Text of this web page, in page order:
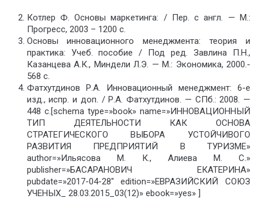
Котлер Ф. Основы маркетинга: / Пер. с англ. — М.:
Прогресс, 2003 – 1200 с.
Основы инновационного менеджмента: теория и
практика: Учеб. пособие / Под ред. Завлина П.Н.,
Казанцева А.К., Миндели Л.Э. — М.: Экономика, 2000.-
568 с.
Фатхутдинов Р.А. Инновационный менеджмент: 6-е
изд., испр. и доп. / Р.А. Фатхутдинов. — СПб.: 2008. —
448 с.[schema type=»book» name=»ИННОВАЦИОННЫЙ
ТИП ДЕЯТЕЛЬНОСТИ КАК ОСНОВА
СТРАТЕГИЧЕСКОГО ВЫБОРА УСТОЙЧИВОГО
РАЗВИТИЯ ПРЕДПРИЯТИЙ В ТУРИЗМЕ»
author=»Ильясова М. К., Алиева М. С.»
publisher=»БАСАРАНОВИЧ ЕКАТЕРИНА»
pubdate=»2017-04-28″ edition=»ЕВРАЗИЙСКИЙ СОЮЗ
УЧЕНЫХ_ 28.03.2015_03(12)» ebook=»yes» ]